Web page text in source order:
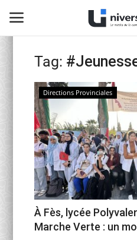
Home
Contact
activités officielles
Education Nationale
Universités Marocaines
Café littéraire de Fès
Tag:
Directions Provinciales
À Fès, lycée
Marche Verte : un